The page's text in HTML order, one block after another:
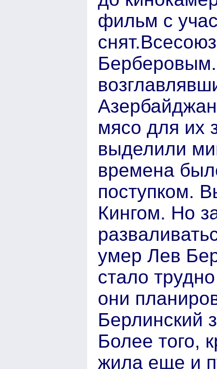
фильм с
мясо для их
выделили
времена
поступком.
Кингом. Но
умер Лев
стало
они
Берлинский
Более того,
жила еще и